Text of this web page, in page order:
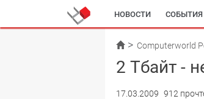
НОВОСТИ СОБЫТИЯ
Computerworld
2 Тбайт -
17.03.2009 912